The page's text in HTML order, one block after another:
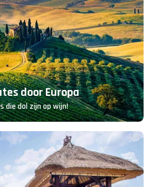
door Europa
die dol zijn op wijn!